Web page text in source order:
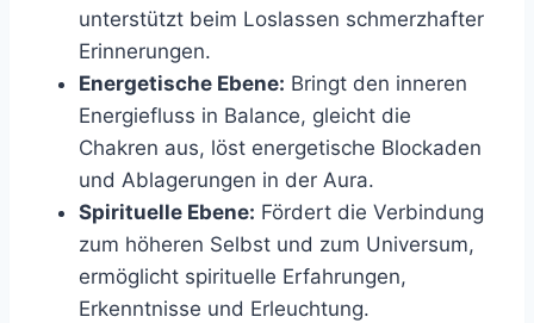
unterstützt beim Loslassen schmerzhafter
Erinnerungen.
Energetische Ebene: Bringt den inneren
Energiefluss in Balance, gleicht die
Chakren aus, löst energetische Blockaden
und Ablagerungen in der Aura.
Spirituelle Ebene: Fördert die Verbindung
zum höheren Selbst und zum Universum,
ermöglicht spirituelle Erfahrungen,
Erkenntnisse und Erleuchtung.